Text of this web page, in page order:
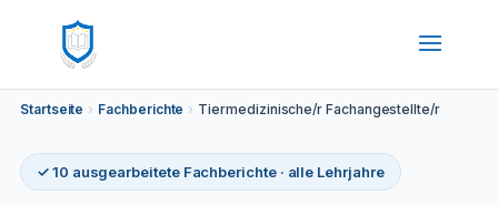
Startseite › Fachberichte › Tiermedizinische/r Fachangestellte/r
✓ 10 ausgearbeitete Fachberichte · alle Lehrjahre